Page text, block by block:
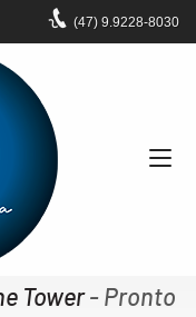
(47) 9.9228-8030
Tower- Pronto